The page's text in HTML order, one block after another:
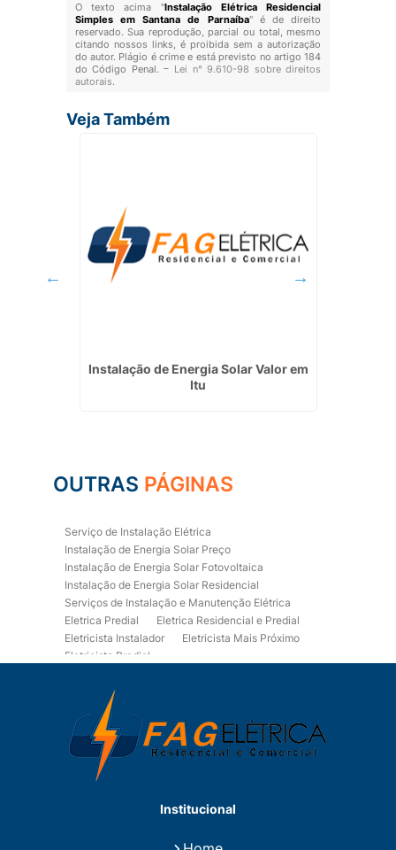
O texto acima "Instalação Elétrica Residencial
Simples em Santana de Parnaíba" é de direito
reservado. Sua reprodução, parcial ou total, mesmo
citando nossos links, é proibida sem a autorização
do autor. Plágio é crime e está previsto no artigo 184
do Código Penal. – Lei n° 9.610-98 sobre direitos
autorais.
Veja Também
Instalação de Energia Solar Valor em
Itu
OUTRAS PÁGINAS
Serviço de Instalação Elétrica
Instalação de Energia Solar Preço
Instalação de Energia Solar Fotovoltaica
Instalação de Energia Solar Residencial
Serviços de Instalação e Manutenção Elétrica
Eletrica Predial
Eletrica Residencial e Predial
Eletricista Instalador
Eletricista Mais Próximo
Eletricista Predial
Eletricista Residencial
Eletricista Residencial E Predial
Eletricistas de Manutenção
Empresa de Instalações Elétricas
Empresa de Manutenção Eletrica
Empresa de Prestação de Serviços Eletricos
Fiação para Instalação Eletrica Residencial
Institucional